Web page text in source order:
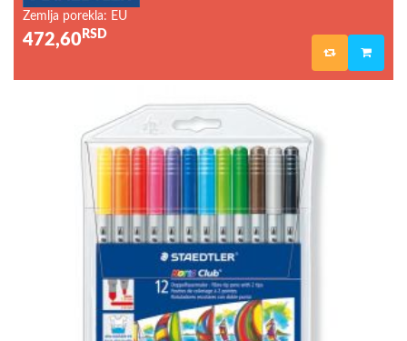
Zemlja porekla: EU
472,60 RSD